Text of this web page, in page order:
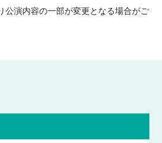
公演内容の一部が変更となる場合がご